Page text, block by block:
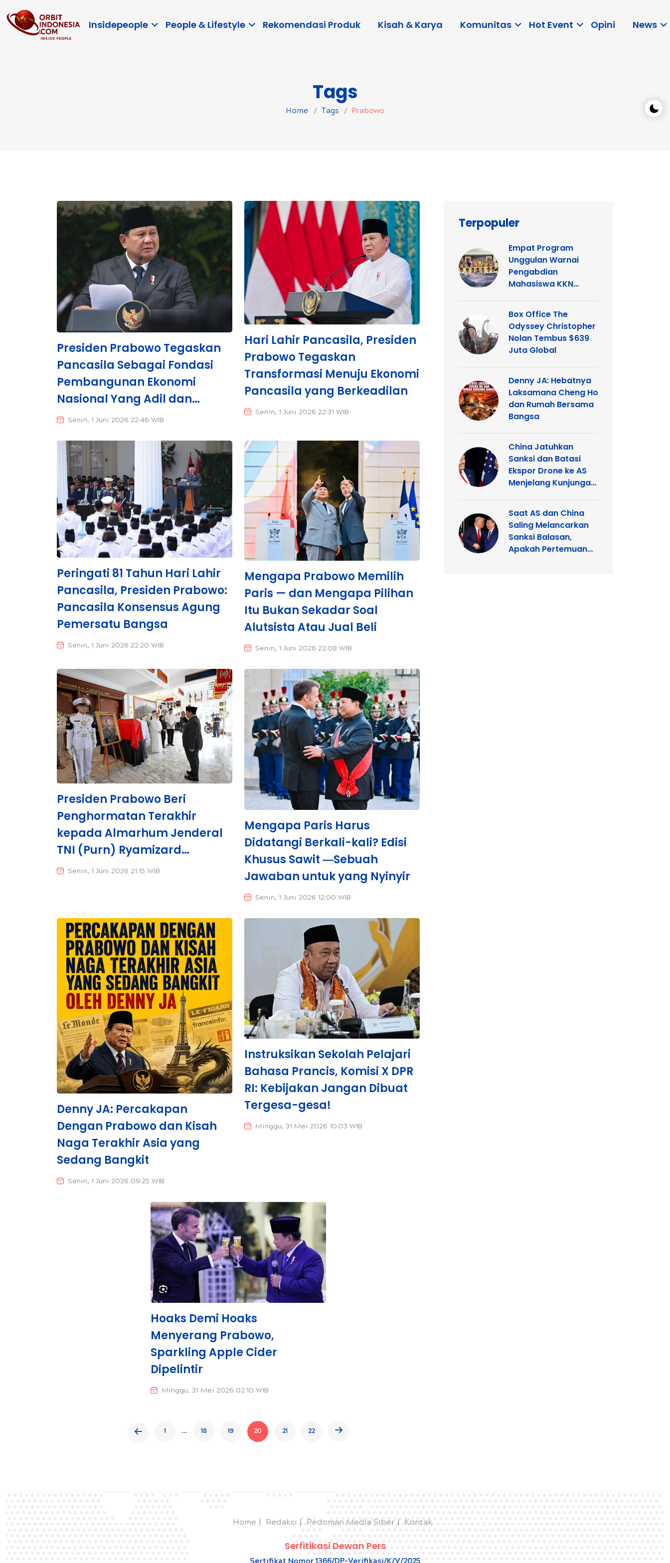
Insidepeople People & Lifestyle Rekomendasi Produk Kisah & Karya Komunitas Hot Event Opini News
Tags
Home Tags Prabowo
Presiden Prabowo Tegaskan
Pancasila Sebagai Fondasi
Pembangunan Ekonomi
Nasional Yang Adil dan
Sejahtera
Senin, 1 Juni 2026 22:46 WIB
Hari Lahir Pancasila, Presiden
Prabowo Tegaskan
Transformasi Menuju Ekonomi
Pancasila yang Berkeadilan
Senin, 1 Juni 2026 22:31 WIB
Peringati 81 Tahun Hari Lahir
Pancasila, Presiden Prabowo:
Pancasila Konsensus Agung
Pemersatu Bangsa
Senin, 1 Juni 2026 22:20 WIB
Mengapa Prabowo Memilih
Paris — dan Mengapa Pilihan
Itu Bukan Sekadar Soal
Alutsista Atau Jual Beli
Senin, 1 Juni 2026 22:08 WIB
Presiden Prabowo Beri
Penghormatan Terakhir
kepada Almarhum Jenderal
TNI (Purn) Ryamizard
Ryacudu
Senin, 1 Juni 2026 21:15 WIB
Mengapa Paris Harus
Didatangi Berkali-kali? Edisi
Khusus Sawit ―Sebuah
Jawaban untuk yang Nyinyir
Senin, 1 Juni 2026 12:00 WIB
Denny JA: Percakapan
Dengan Prabowo dan Kisah
Naga Terakhir Asia yang
Sedang Bangkit
Senin, 1 Juni 2026 09:25 WIB
Instruksikan Sekolah Pelajari
Bahasa Prancis, Komisi X DPR
RI: Kebijakan Jangan Dibuat
Tergesa-gesa!
Minggu, 31 Mei 2026 10:03 WIB
Hoaks Demi Hoaks
Menyerang Prabowo,
Sparkling Apple Cider
Dipelintir
Minggu, 31 Mei 2026 02:10 WIB
1 ... 18 19 20 21 22
Terpopuler
Empat Program
Unggulan Warnai
Pengabdian
Mahasiswa KKN
Kelurahan Ganting
Box Office The
Odyssey Christopher
Nolan Tembus $639
Juta Global
Denny JA: Hebatnya
Laksamana Cheng Ho
dan Rumah Bersama
Bangsa
China Jatuhkan
Sanksi dan Batasi
Ekspor Drone ke AS
Menjelang Kunjungan
Saat AS dan China
Saling Melancarkan
Sanksi Balasan,
Apakah Pertemuan
Home Redaksi Pedoman Media Siber Kontak
Serfitikasi Dewan Pers